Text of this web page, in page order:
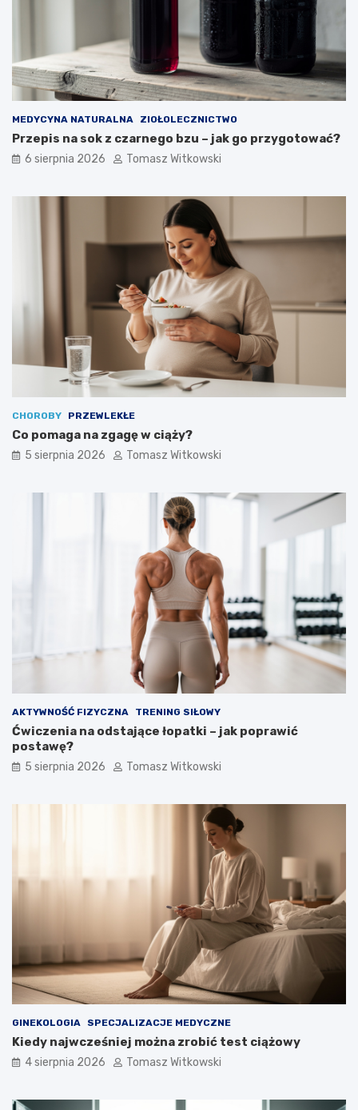
MEDYCYNA NATURALNA ZIOŁOLECZNICTWO
Przepis na sok z czarnego bzu – jak go przygotować?
6 sierpnia 2026 Tomasz Witkowski
CHOROBY PRZEWLEKŁE
Co pomaga na zgagę w ciąży?
5 sierpnia 2026 Tomasz Witkowski
AKTYWNOŚĆ FIZYCZNA TRENING SIŁOWY
Ćwiczenia na odstające łopatki – jak poprawić
postawę?
5 sierpnia 2026 Tomasz Witkowski
GINEKOLOGIA SPECJALIZACJE MEDYCZNE
Kiedy najwcześniej można zrobić test ciążowy
4 sierpnia 2026 Tomasz Witkowski